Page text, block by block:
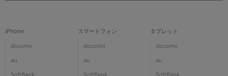
iPhone
docomo
au
SoftBank
スマートフォン
docomo
au
SoftBank
タブレット
docomo
au
SoftBank